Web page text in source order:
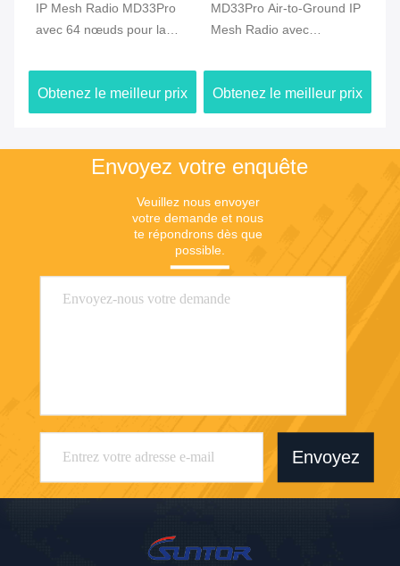
IP Mesh Radio MD33Pro
avec 64 nœuds pour la
par drone
Obtenez le meilleur prix
MD33Pro Air-to-Ground IP
Mesh Radio avec
Obtenez le meilleur prix
Envoyez votre enquête
Veuillez nous envoyer
votre demande et nous
te répondrons dès que
possible.
Envoyez